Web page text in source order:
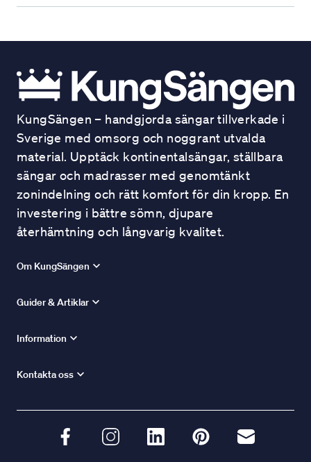
KungSängen – handgjorda sängar tillverkade i
Sverige med omsorg och noggrant utvalda
material. Upptäck kontinentalsängar, ställbara
sängar och madrasser med genomtänkt
zonindelning och rätt komfort för din kropp. En
investering i bättre sömn, djupare
återhämtning och långvarig kvalitet.
Om KungSängen
Guider & Artiklar
Information
Kontakta oss